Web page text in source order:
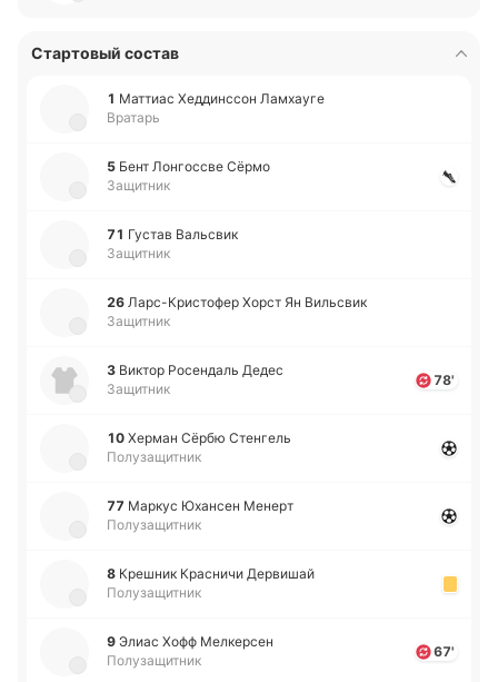
Стартовый состав
1 Ма­ттиас Хе­дди­нссон Ла­мхау­ге
Вратарь
5 Бент Ло­нго­ссве Сёрмо
Защитник
71 Густав Ва­льсвик
Защитник
26 Ла­рс-Кри­сто­фер Хорст Ян Ви­льсвик
Защитник
3 Виктор Ро­се­ндаль Дедес
Защитник
78'
10 Херман Сёрбю Сте­нгель
Полузащитник
77 Маркус Юха­нсен Менерт
Полузащитник
8 Кре­шник Кра­сни­чи Де­рви­шай
Полузащитник
9 Элиас Хофф Ме­лке­рсен
Полузащитник
67'